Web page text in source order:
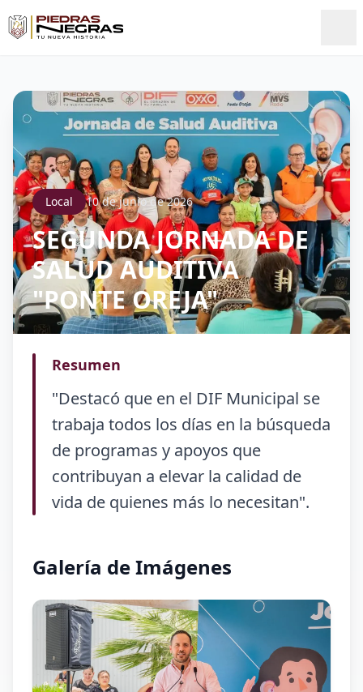
Local 10 de junio de 2026
SEGUNDA JORNADA DE
SALUD AUDITIVA
"PONTE OREJA"
Resumen
"Destacó que en el DIF Municipal se
trabaja todos los días en la búsqueda
de programas y apoyos que
contribuyan a elevar la calidad de
vida de quienes más lo necesitan".
Galería de Imágenes